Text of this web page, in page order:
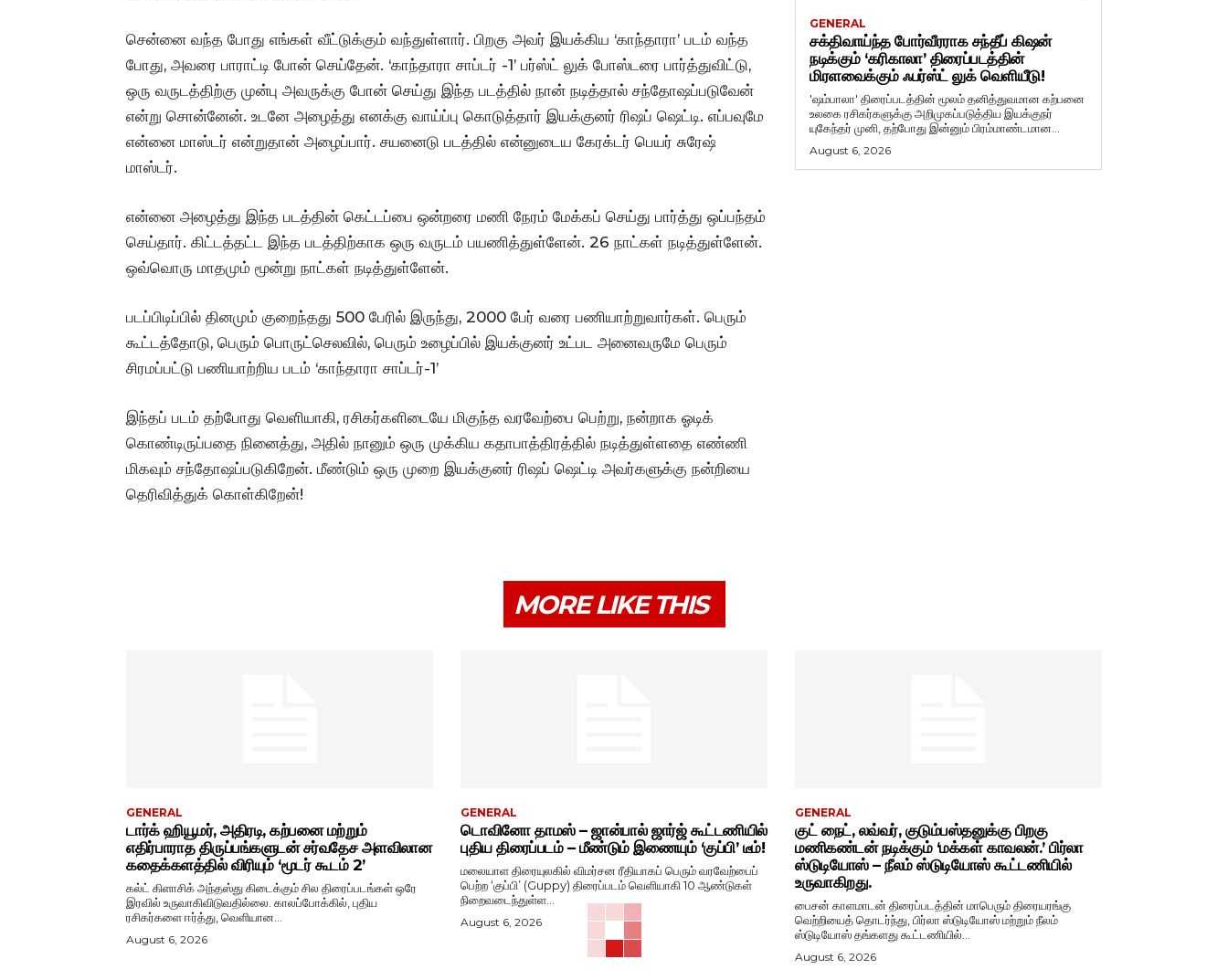
சென்னை வந்த போது எங்கள் வீட்டுக்கும் வந்துள்ளார். பிறகு அவர் இயக்கிய ‘காந்தாரா’ படம் வந்த
போது, அவரை பாராட்டி போன் செய்தேன். ‘காந்தாரா சாப்டர் -1’ பர்ஸ்ட் லுக் போஸ்டரை பார்த்துவிட்டு,
ஒரு வருடத்திற்கு முன்பு அவருக்கு போன் செய்து இந்த படத்தில் நான் நடித்தால் சந்தோஷப்படுவேன்
என்று சொன்னேன். உடனே அழைத்து எனக்கு வாய்ப்பு கொடுத்தார் இயக்குனர் ரிஷப் ஷெட்டி. எப்பவுமே
என்னை மாஸ்டர் என்றுதான் அழைப்பார். சயனைடு படத்தில் என்னுடைய கேரக்டர் பெயர் சுரேஷ்
மாஸ்டர்.
என்னை அழைத்து இந்த படத்தின் கெட்டப்பை ஒன்றரை மணி நேரம் மேக்கப் செய்து பார்த்து ஒப்பந்தம்
செய்தார். கிட்டத்தட்ட இந்த படத்திற்காக ஒரு வருடம் பயணித்துள்ளேன். 26 நாட்கள் நடித்துள்ளேன்.
ஒவ்வொரு மாதமும் மூன்று நாட்கள் நடித்துள்ளேன்.
படப்பிடிப்பில் தினமும் குறைந்தது 500 பேரில் இருந்து, 2000 பேர் வரை பணியாற்றுவார்கள். பெரும்
கூட்டத்தோடு, பெரும் பொருட்செலவில், பெரும் உழைப்பில் இயக்குனர் உட்பட அனைவருமே பெரும்
சிரமப்பட்டு பணியாற்றிய படம் ‘காந்தாரா சாப்டர்-1’
இந்தப் படம் தற்போது வெளியாகி, ரசிகர்களிடையே மிகுந்த வரவேற்பை பெற்று, நன்றாக ஓடிக்
கொண்டிருப்பதை நினைத்து, அதில் நானும் ஒரு முக்கிய கதாபாத்திரத்தில் நடித்துள்ளதை எண்ணி
மிகவும் சந்தோஷப்படுகிறேன். மீண்டும் ஒரு முறை இயக்குனர் ரிஷப் ஷெட்டி அவர்களுக்கு நன்றியை
தெரிவித்துக் கொள்கிறேன்!
GENERAL
சக்திவாய்ந்த போர்வீரராக சந்தீப் கிஷன்
நடிக்கும் ‘கரிகாலா’ திரைப்படத்தின்
மிரளவைக்கும் ஃபர்ஸ்ட் லுக் வெளியீடு!
'ஷம்பாலா' திரைப்படத்தின் மூலம் தனித்துவமான கற்பனை
உலகை ரசிகர்களுக்கு அறிமுகப்படுத்திய இயக்குநர்
யுகேந்தர் முனி, தற்போது இன்னும் பிரம்மாண்டமான...
August 6, 2026
MORE LIKE THIS
GENERAL
டார்க் ஹியூமர், அதிரடி, கற்பனை மற்றும்
எதிர்பாராத திருப்பங்களுடன் சர்வதேச அளவிலான
கதைக்களத்தில் விரியும் ‘மூடர் கூடம் 2’
கல்ட் கிளாசிக் அந்தஸ்து கிடைக்கும் சில திரைப்படங்கள் ஒரே
இரவில் உருவாகிவிடுவதில்லை. காலப்போக்கில், புதிய
ரசிகர்களை ஈர்த்து, வெளியான...
August 6, 2026
GENERAL
டொவினோ தாமஸ் – ஜான்பால் ஜார்ஜ் கூட்டணியில்
புதிய திரைப்படம் – மீண்டும் இணையும் ‘குப்பி’ டீம்!
மலையாள திரையுலகில் விமர்சன ரீதியாகப் பெரும் வரவேற்பைப்
பெற்ற ‘குப்பி’ (Guppy) திரைப்படம் வெளியாகி 10 ஆண்டுகள்
நிறைவடைந்துள்ள...
August 6, 2026
GENERAL
குட் நைட், லவ்வர், குடும்பஸ்தனுக்கு பிறகு
மணிகண்டன் நடிக்கும் ‘மக்கள் காவலன்.’ பிர்லா
ஸ்டுடியோஸ் – நீலம் ஸ்டுடியோஸ் கூட்டணியில்
உருவாகிறது.
பைசன் காளமாடன் திரைப்படத்தின் மாபெரும் திரையரங்கு
வெற்றியைத் தொடர்ந்து, பிர்லா ஸ்டுடியோஸ் மற்றும் நீலம்
ஸ்டுடியோஸ் தங்களது கூட்டணியில்...
August 6, 2026